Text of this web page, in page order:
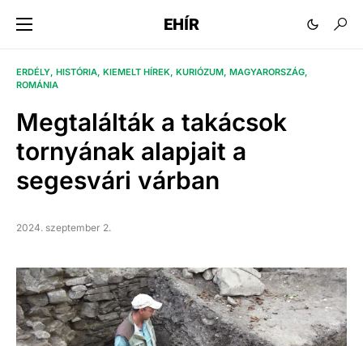
EHÍR
ERDÉLY HISTÓRIA KIEMELT HÍREK KURIÓZUM MAGYARORSZÁG
ROMÁNIA
Megtalálták a takácsok
tornyának alapjait a
segesvári várban
2024. szeptember 2.